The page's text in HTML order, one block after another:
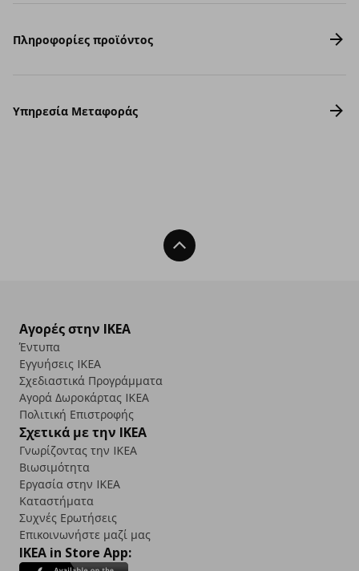
Πληροφορίες προϊόντος
Υπηρεσία Μεταφοράς
Back To Top
Αγορές στην IKEA
Έντυπα
Εγγυήσεις IKEA
Σχεδιαστικά Προγράμματα
Αγορά Δωρoκάρτας IKEA
Πολιτική Επιστροφής
Σχετικά με την IKEA
Γνωρίζοντας την IKEA
Βιωσιμότητα
Εργασία στην IKEA
Καταστήματα
Συχνές Ερωτήσεις
Επικοινωνήστε μαζί μας
IKEA in Store App: